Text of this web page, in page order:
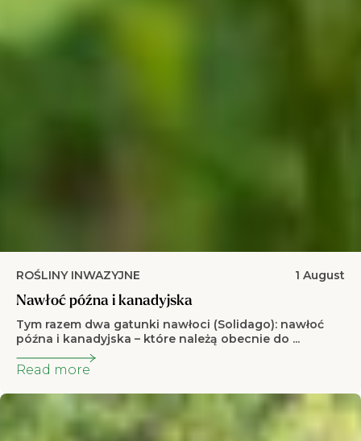
ROŚLINY INWAZYJNE 1 August
Nawłoć późna i kanadyjska
Tym razem dwa gatunki nawłoci (Solidago): nawłoć
późna i kanadyjska – które należą obecnie do ...
Read more